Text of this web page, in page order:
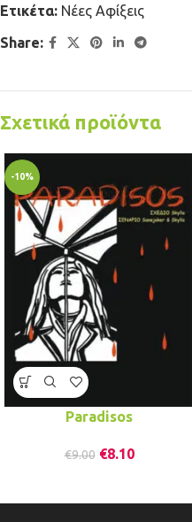
Ετικέτα: Νέες Αφίξεις
Share:
Σχετικά προϊόντα
-10%
Paradisos
€9.00 €8.10